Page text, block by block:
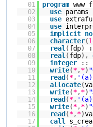
01 program
02
use params
03
use
04
use
05
implicit
06
character(
07
real (fdp)
08
real (fdp) ,
09
integer ::
10
write(*,*)
11
read (*,
12
allocate(
13
write(*,*)
14
read (*,
15
write(*,*)
16
read (*,*)
17
call